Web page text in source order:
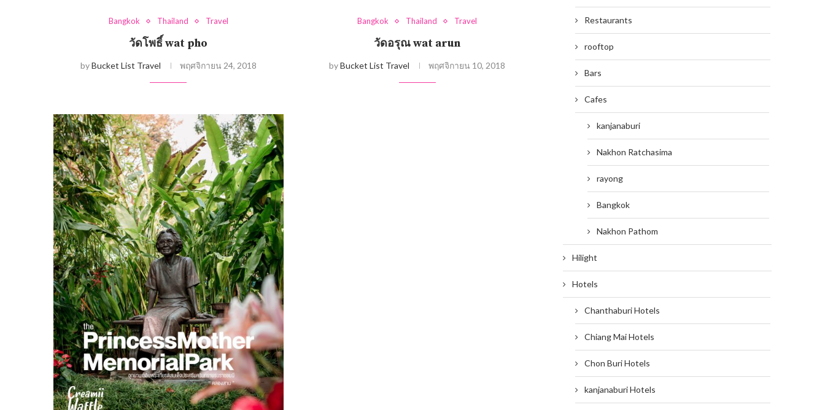
Bangkok Thailand Travel
วัดโพธิ์ wat pho
byBucket List Travel พฤศจิกายน 24, 2018
Bangkok Thailand Travel
วัดอรุณ wat arun
byBucket List Travel พฤศจิกายน 10, 2018
Restaurants
rooftop
Bars
Cafes
kanjanaburi
Nakhon Ratchasima
rayong
Bangkok
Nakhon Pathom
Hilight
Hotels
Chanthaburi Hotels
Chiang Mai Hotels
Chon Buri Hotels
kanjanaburi Hotels